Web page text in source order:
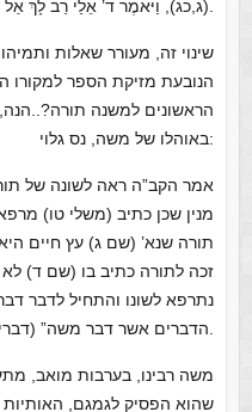
שינוי זה, מעורר שאלות
הנובעת מזיקת הספר למקורו
הראשונים למשנה
באוהלו של משה, נס גלוי:
מנין שכן כתיב (משלי טו)
תורה שנא’ (שם ג) עץ חיים
זכה לתורה כתיב בו (שם ד) לא
נתרפא לשונו והתחיל לדבר
משה רבינו, בערבות מואב,
שהוא הפסיק לגמגם,